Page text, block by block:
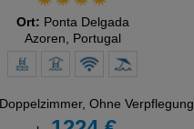
Ort: Ponta Delgada
Azoren, Portugal
Doppelzimmer, Ohne Verpflegung